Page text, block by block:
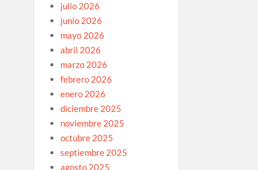
julio 2026
junio 2026
mayo 2026
abril 2026
marzo 2026
febrero 2026
enero 2026
diciembre 2025
noviembre 2025
octubre 2025
septiembre 2025
agosto 2025